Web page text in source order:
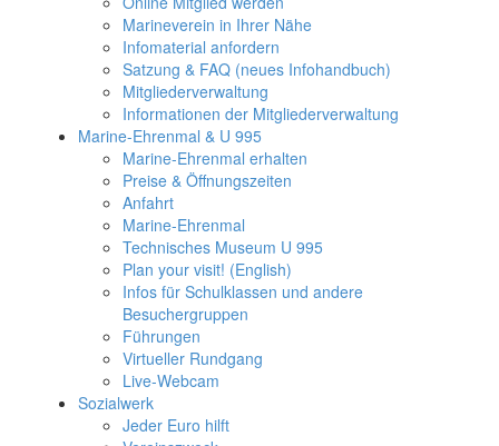
Marineverein in Ihrer Nähe
Infomaterial anfordern
Satzung & FAQ (neues Infohandbuch)
Mitgliederverwaltung
Informationen der Mitgliederverwaltung
Marine-Ehrenmal & U 995
Marine-Ehrenmal erhalten
Preise & Öffnungszeiten
Anfahrt
Marine-Ehrenmal
Technisches Museum U 995
Plan your visit! (English)
Infos für Schulklassen und andere
Besuchergruppen
Führungen
Virtueller Rundgang
Live-Webcam
Sozialwerk
Jeder Euro hilft